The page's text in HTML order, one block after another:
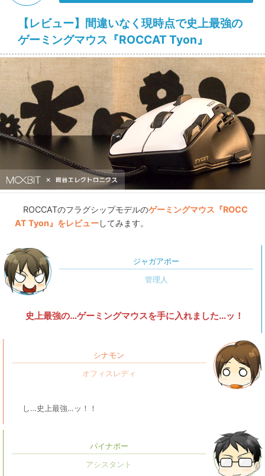
【レビュー】間違いなく現時点で史上最強の
ゲーミングマウス『ROCCAT Tyon』
ROCCATのフラグシップモデルのゲーミングマウス『ROCC
AT Tyon』をレビューしてみます。
ジャガアポー
史上最強の…ゲーミングマウスを手に入れました…ッ！
シナモン
し…史上最強…ッ！！
パイナポー